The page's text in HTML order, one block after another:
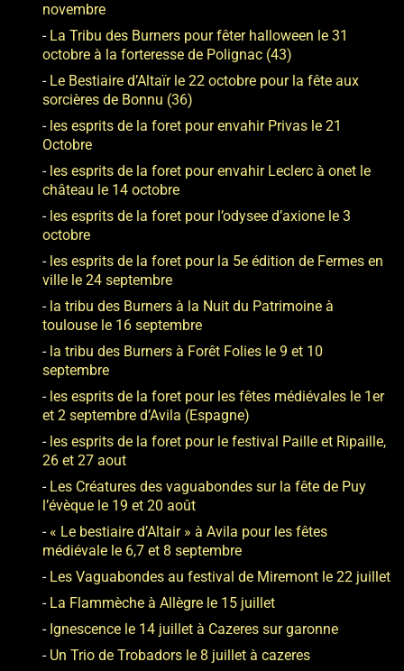
novembre
La Tribu des Burners pour fêter halloween le 31
octobre à la forteresse de Polignac (43)
Le Bestiaire d’Altaïr le 22 octobre pour la fête aux
sorcières de Bonnu (36)
les esprits de la foret pour envahir Privas le 21
Octobre
les esprits de la foret pour envahir Leclerc à onet le
château le 14 octobre
les esprits de la foret pour l’odysee d’axione le 3
octobre
les esprits de la foret pour la 5e édition de Fermes en
ville le 24 septembre
la tribu des Burners à la Nuit du Patrimoine à
toulouse le 16 septembre
la tribu des Burners à Forêt Folies le 9 et 10
septembre
les esprits de la foret pour les fêtes médiévales le 1er
et 2 septembre d’Avila (Espagne)
les esprits de la foret pour le festival Paille et Ripaille,
26 et 27 aout
Les Créatures des vaguabondes sur la fête de Puy
l’évèque le 19 et 20 août
« Le bestiaire d’Altair » à Avila pour les fêtes
médiévale le 6,7 et 8 septembre
Les Vaguabondes au festival de Miremont le 22 juillet
La Flammèche à Allègre le 15 juillet
Ignescence le 14 juillet à Cazeres sur garonne
Un Trio de Trobadors le 8 juillet à cazeres